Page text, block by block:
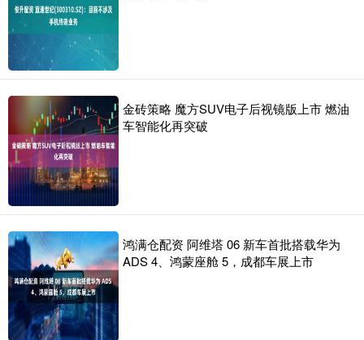
金砖策略 魔方SUV电子后视镜版上市 燃油
车智能化再突破
鸿满仓配资 阿维塔 06 新车首批搭载华为
ADS 4、鸿蒙座舱 5，成都车展上市